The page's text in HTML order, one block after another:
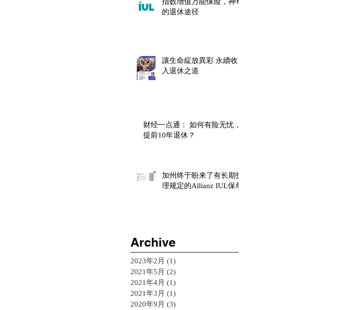
的退休途径
讓生命綻放異彩 永續收
入退休之道
财经一点通： 如何有险无忧，
提前10年退休？
加州终于盼来了有长期护
理规定的Allianz IUL保单
Archive
2023年2月 (1)
2021年5月 (2)
2021年4月 (1)
2021年3月 (1)
2020年9月 (3)